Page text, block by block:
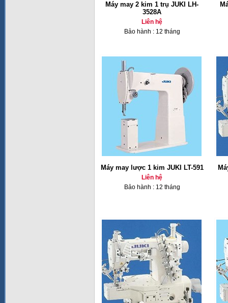
Máy may 2 kim 1 trụ JUKI LH-
3528A
Liên hệ
Bảo hành : 12 tháng
Máy may lược 1 kim JUKI LT-591
Liên hệ
Bảo hành : 12 tháng